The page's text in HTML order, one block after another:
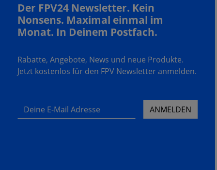
Der FPV24 Newsletter. Kein
Nonsens. Maximal einmal im
Monat. In Deinem Postfach.
Rabatte, Angebote, News und neue Produkte.
Jetzt kostenlos für den FPV Newsletter anmelden.
Deine E-Mail Adresse ANMELDEN